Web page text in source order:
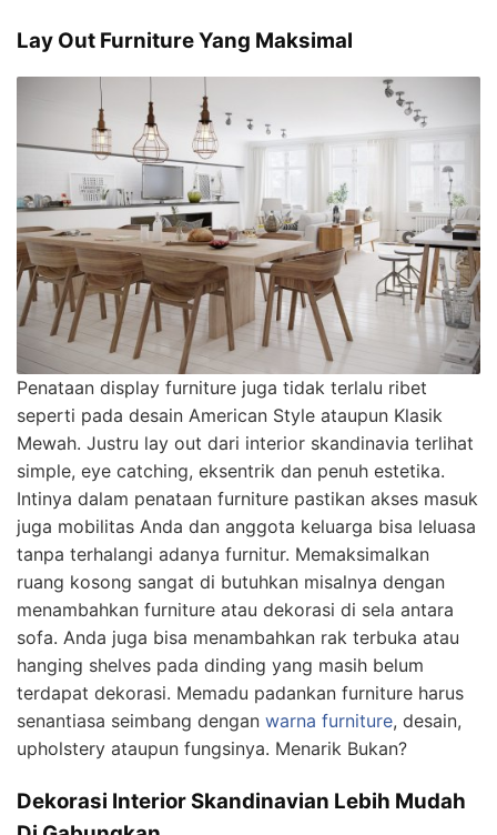
Lay Out Furniture Yang Maksimal
Penataan display furniture juga tidak terlalu ribet
seperti pada desain American Style ataupun Klasik
Mewah. Justru lay out dari interior skandinavia terlihat
simple, eye catching, eksentrik dan penuh estetika.
Intinya dalam penataan furniture pastikan akses masuk
juga mobilitas Anda dan anggota keluarga bisa leluasa
tanpa terhalangi adanya furnitur. Memaksimalkan
ruang kosong sangat di butuhkan misalnya dengan
menambahkan furniture atau dekorasi di sela antara
sofa. Anda juga bisa menambahkan rak terbuka atau
hanging shelves pada dinding yang masih belum
terdapat dekorasi. Memadu padankan furniture harus
senantiasa seimbang dengan warna furniture, desain,
upholstery ataupun fungsinya. Menarik Bukan?
Dekorasi Interior Skandinavian Lebih Mudah